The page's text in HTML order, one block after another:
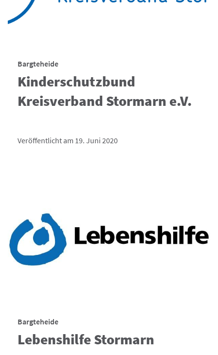
Bargteheide
Kinderschutzbund
Kreisverband Stormarn e.V.
Veröffentlicht am 19. Juni 2020
Bargteheide
Lebenshilfe Stormarn